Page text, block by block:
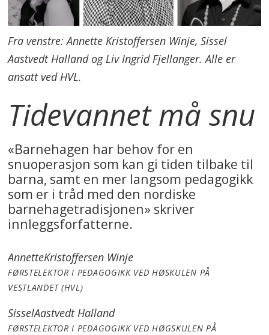
Fra venstre: Annette Kristoffersen Winje, Sissel
Aastvedt Halland og Liv Ingrid Fjellanger. Alle er
ansatt ved HVL.
Tidevannet må snu
«Barnehagen har behov for en
snuoperasjon som kan gi tiden tilbake til
barna, samt en mer langsom pedagogikk
som er i tråd med den nordiske
barnehagetradisjonen» skriver
innleggsforfatterne.
AnnetteKristoffersen Winje
FØRSTELEKTOR I PEDAGOGIKK VED HØSKULEN PÅ
VESTLANDET (HVL)
SisselAastvedt Halland
FØRSTELEKTOR I PEDAGOGIKK VED HØGSKULEN PÅ